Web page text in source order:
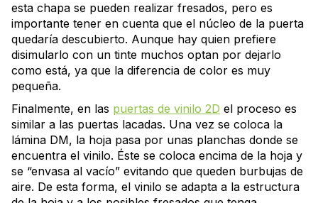
esta chapa se pueden realizar fresados, pero es
importante tener en cuenta que el núcleo de la puerta
quedaría descubierto. Aunque hay quien prefiere
disimularlo con un tinte muchos optan por dejarlo
como está, ya que la diferencia de color es muy
pequeña.
Finalmente, en las puertas de vinilo 2D el proceso es
similar a las puertas lacadas. Una vez se coloca la
lámina DM, la hoja pasa por unas planchas donde se
encuentra el vinilo. Éste se coloca encima de la hoja y
se “envasa al vacío” evitando que queden burbujas de
aire. De esta forma, el vinilo se adapta a la estructura